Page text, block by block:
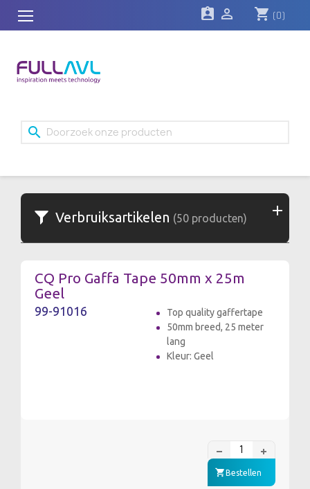
shopping_cart (0)
assignment_ind 
search
Verbruiksartikelen (50 producten)
CQ Pro Gaffa Tape 50mm x 25m
Geel
99-91016
Top quality gaffertape
50mm breed, 25 meter
lang
Kleur: Geel
Bestellen